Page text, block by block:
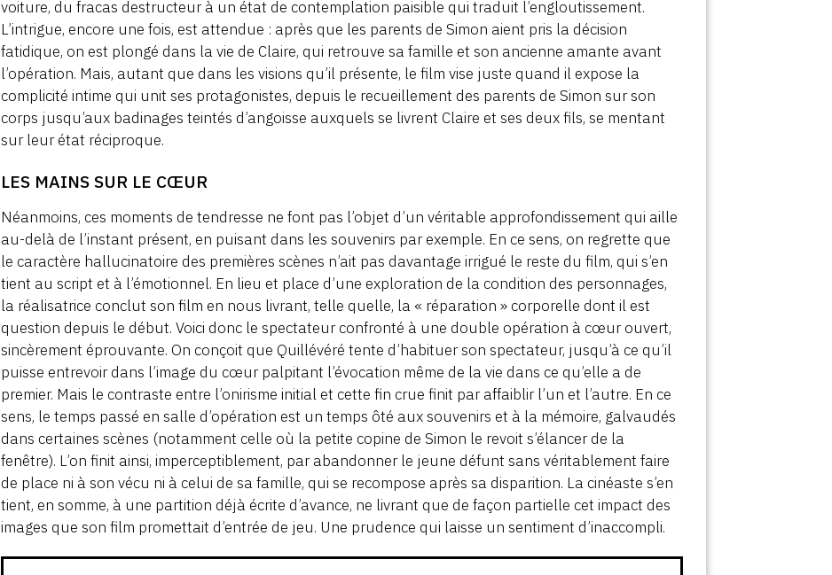
voiture, du fracas destructeur à un état de contemplation paisible qui traduit l’engloutissement.
L’intrigue, encore une fois, est attendue : après que les parents de Simon aient pris la décision
fatidique, on est plongé dans la vie de Claire, qui retrouve sa famille et son ancienne amante avant
l’opération. Mais, autant que dans les visions qu’il présente, le film vise juste quand il expose la
complicité intime qui unit ses protagonistes, depuis le recueillement des parents de Simon sur son
corps jusqu’aux badinages teintés d’angoisse auxquels se livrent Claire et ses deux fils, se mentant
sur leur état réciproque.
LES MAINS SUR LE CŒUR
Néanmoins, ces moments de tendresse ne font pas l’objet d’un véritable approfondissement qui aille
au-delà de l’instant présent, en puisant dans les souvenirs par exemple. En ce sens, on regrette que
le caractère hallucinatoire des premières scènes n’ait pas davantage irrigué le reste du film, qui s’en
tient au script et à l’émotionnel. En lieu et place d’une exploration de la condition des personnages,
la réalisatrice conclut son film en nous livrant, telle quelle, la « réparation » corporelle dont il est
question depuis le début. Voici donc le spectateur confronté à une double opération à cœur ouvert,
sincèrement éprouvante. On conçoit que Quillévéré tente d’habituer son spectateur, jusqu’à ce qu’il
puisse entrevoir dans l’image du cœur palpitant l’évocation même de la vie dans ce qu’elle a de
premier. Mais le contraste entre l’onirisme initial et cette fin crue finit par affaiblir l’un et l’autre. En ce
sens, le temps passé en salle d’opération est un temps ôté aux souvenirs et à la mémoire, galvaudés
dans certaines scènes (notamment celle où la petite copine de Simon le revoit s’élancer de la
fenêtre). L’on finit ainsi, imperceptiblement, par abandonner le jeune défunt sans véritablement faire
de place ni à son vécu ni à celui de sa famille, qui se recompose après sa disparition. La cinéaste s’en
tient, en somme, à une partition déjà écrite d’avance, ne livrant que de façon partielle cet impact des
images que son film promettait d’entrée de jeu. Une prudence qui laisse un sentiment d’inaccompli.